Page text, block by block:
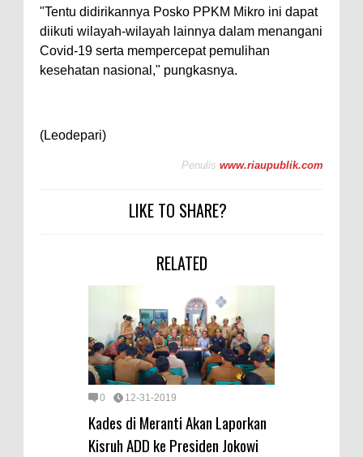
"Tentu didirikannya Posko PPKM Mikro ini dapat
diikuti wilayah-wilayah lainnya dalam menangani
Covid-19 serta mempercepat pemulihan
kesehatan nasional," pungkasnya.
(Leodepari)
Penulis www.riaupublik.com
LIKE TO SHARE?
RELATED
0 12-31-2019
Kades di Meranti Akan Laporkan
Kisruh ADD ke Presiden Jokowi